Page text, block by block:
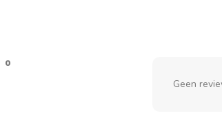
0
Geen